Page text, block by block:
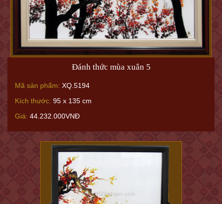
Đánh thức mùa xuân 5
Mã sản phẩm: XQ.5194
Kích thước: 95 x 135 cm
Giá: 44.232.000VNĐ